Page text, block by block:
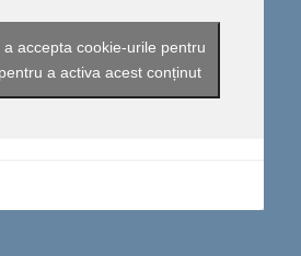
a accepta cookie-urile pentru
a activa acest conținut